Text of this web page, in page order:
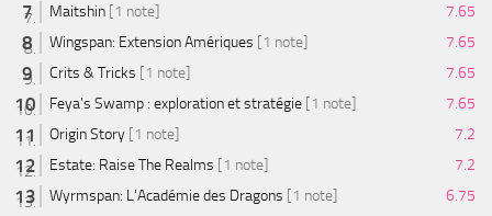
Maitshin [1 note]
7.65
Wingspan: Extension Amériques [1 note]
7.65
Crits & Tricks [1 note]
7.65
Feya’s Swamp : exploration et stratégie [1 note]
7.65
Origin Story [1 note]
7.2
Estate: Raise The Realms [1 note]
7.2
Wyrmspan: L'Académie des Dragons [1 note] 6.75